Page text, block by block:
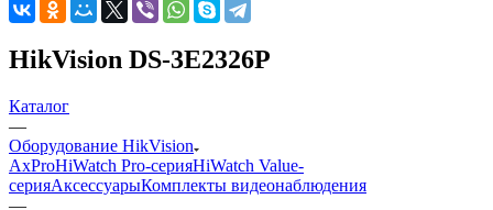
HikVision DS-3E2326P
Каталог
—
Оборудование HikVision
AxProHiWatch Pro-серияHiWatch Value-
серияАксессуарыКомплекты видеонаблюдения
—